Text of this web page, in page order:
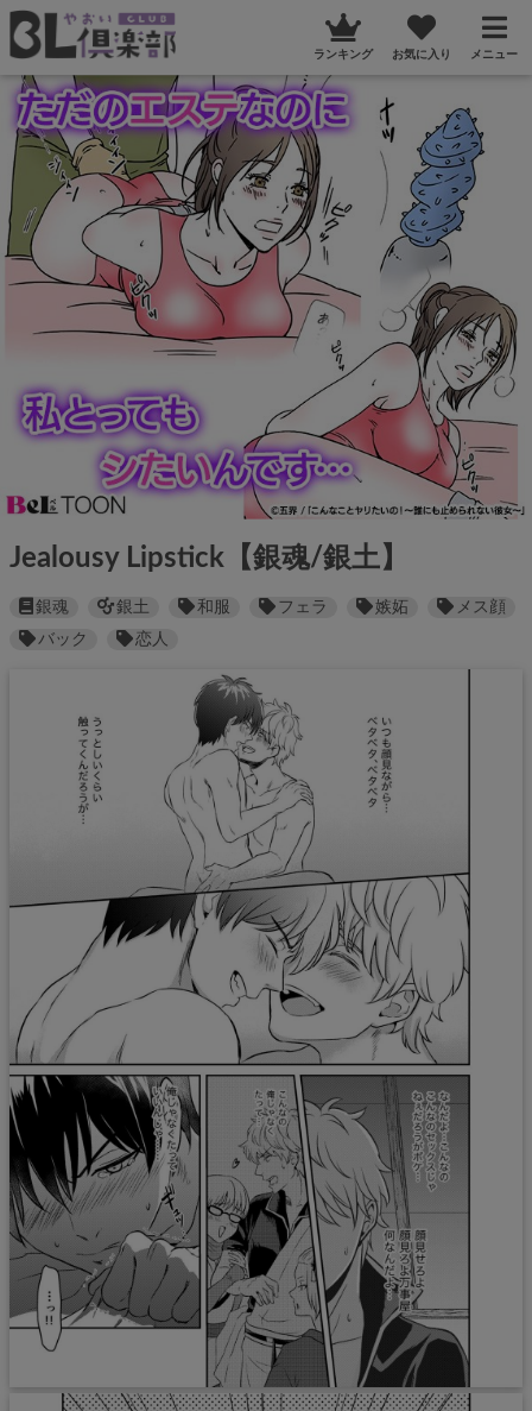
ランキング お気に入り メニュー
Jealousy Lipstick【銀魂/銀土】
銀魂 銀土 和服 フェラ 嫉妬
メス顔
バック
恋人